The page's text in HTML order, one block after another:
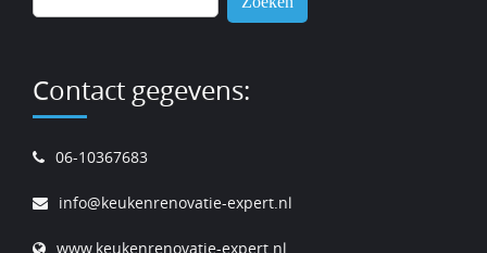
naar:
Contact gegevens:
06-10367683
info@keukenrenovatie-expert.nl
www.keukenrenovatie-expert.nl